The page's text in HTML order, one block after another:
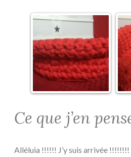
Ce que j’en
Alléluia !!!!!! J’y suis arrivée